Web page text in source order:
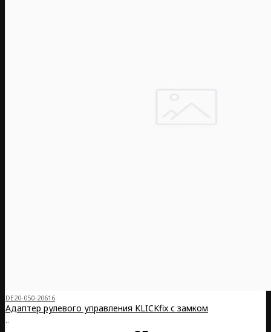
DE20-050-20616
Адаптер рулевого управления KLICKfix с замком
..